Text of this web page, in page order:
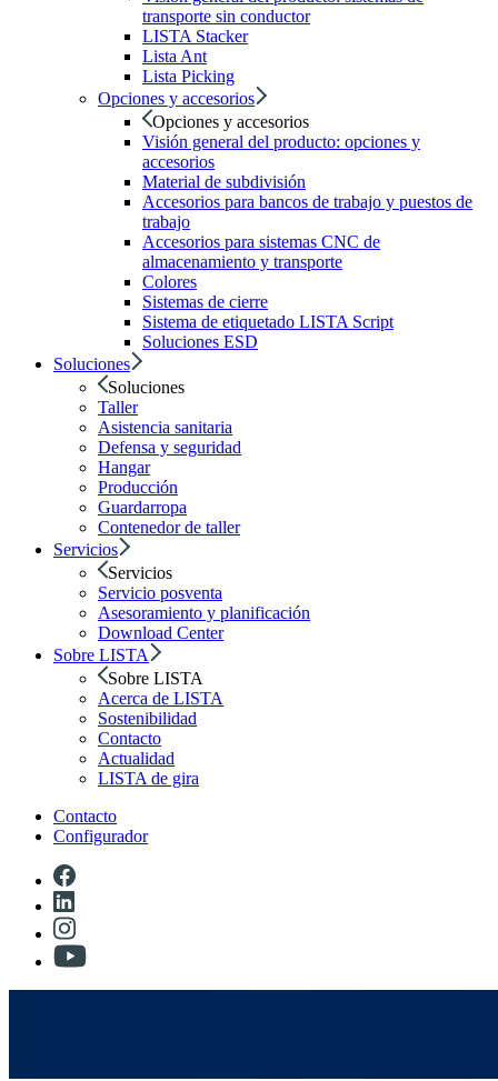
transporte sin conductor
LISTA Stacker
Lista Ant
Lista Picking
Opciones y accesorios
Opciones y accesorios
Visión general del producto: opciones y
accesorios
Material de subdivisión
Accesorios para bancos de trabajo y puestos de
trabajo
Accesorios para sistemas CNC de
almacenamiento y transporte
Colores
Sistemas de cierre
Sistema de etiquetado LISTA Script
Soluciones ESD
Soluciones
Soluciones
Taller
Asistencia sanitaria
Defensa y seguridad
Hangar
Producción
Guardarropa
Contenedor de taller
Servicios
Servicios
Servicio posventa
Asesoramiento y planificación
Download Center
Sobre LISTA
Sobre LISTA
Acerca de LISTA
Sostenibilidad
Contacto
Actualidad
LISTA de gira
Contacto
Configurador